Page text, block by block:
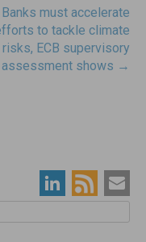
Banks must accelerate
to tackle climate
risks, ECB supervisory
assessment shows →